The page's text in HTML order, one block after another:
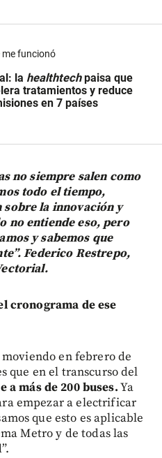
me funcionó
la healthtechpaisa que
tratamientos y reduce
en 7 países
no siempre salen como
todo el tiempo,
sobre la innovación y
no entiende eso, pero
y sabemos que
Federico Restrepo,
cronograma de ese
en febrero de
que en el transcurso del
a más de 200 buses.Ya
empezar a electrificar
que esto es aplicable
Metro y de todas las